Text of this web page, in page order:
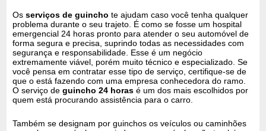
Osserviços de guincho te ajudam caso você tenha qualquer
problema durante o seu trajeto. É como se fosse um hospital
emergencial 24 horas pronto para atender o seu automóvel de
forma segura e precisa, suprindo todas as necessidades com
segurança e responsabilidade. Esse é um negócio
extremamente viável, porém muito técnico e especializado. Se
você pensa em contratar esse tipo de serviço, certifique-se de
que o está fazendo com uma empresa conhecedora do ramo.
O serviço deguincho 24 horas é um dos mais escolhidos por
quem está procurando assistência para o carro.
Também se designam por guinchos os veículos ou caminhões